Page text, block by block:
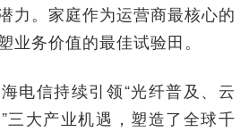
力。家庭作为运营商最核心的
业务价值的最佳试验田。
电信持续引领“光纤普及、云
三大产业机遇，塑造了全球千